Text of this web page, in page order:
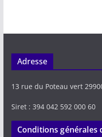
Adresse
13 rue du Poteau vert
Siret : 394 042 592 000 60
Conditions générales